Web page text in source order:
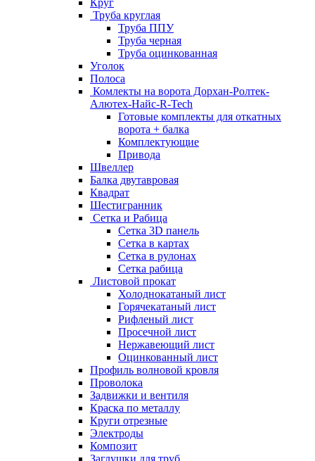
Круг
Труба круглая
Труба ППУ
Труба черная
Труба оцинкованная
Уголок
Полоса
Комлекты на ворота Дорхан-Ролтек-
Алютех-Найс-R-Tech
Готовые комплекты для откатных
ворота + балка
Комплектующие
Привода
Швеллер
Балка двутавровая
Квадрат
Шестигранник
Сетка и Рабица
Сетка 3D панель
Сетка в картах
Сетка в рулонах
Сетка рабица
Листовой прокат
Холоднокатаный лист
Горячекатаный лист
Рифленый лист
Просечной лист
Нержавеющий лист
Оцинкованный лист
Профиль волновой кровля
Проволока
Задвижки и вентиля
Краска по металлу
Круги отрезные
Электроды
Композит